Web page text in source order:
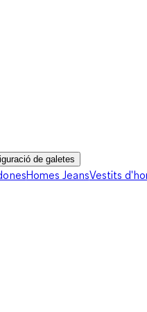
de galetes
Homes JeansVestits